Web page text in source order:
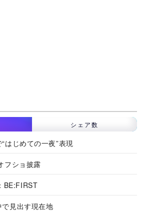
シェア数
はじめての一夜”表現
フショ披露
BE:FIRST
見出す現在地